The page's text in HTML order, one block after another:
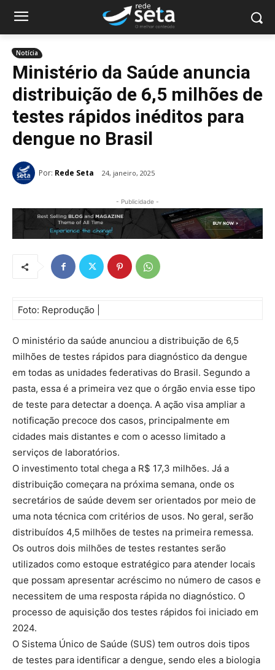
Notícia
Ministério da Saúde anuncia
distribuição de 6,5 milhões de
testes rápidos inéditos para
dengue no Brasil
Por: Rede Seta 24, janeiro, 2025
- Publicidade -
Foto: Reprodução |
O ministério da saúde anunciou a distribuição de 6,5
milhões de testes rápidos para diagnóstico da dengue
em todas as unidades federativas do Brasil. Segundo a
pasta, essa é a primeira vez que o órgão envia esse tipo
de teste para detectar a doença. A ação visa ampliar a
notificação precoce dos casos, principalmente em
cidades mais distantes e com o acesso limitado a
serviços de laboratórios.
O investimento total chega a R$ 17,3 milhões. Já a
distribuição começara na próxima semana, onde os
secretários de saúde devem ser orientados por meio de
uma nota técnica com critérios de usos. No geral, serão
distribuídos 4,5 milhões de testes na primeira remessa.
Os outros dois milhões de testes restantes serão
utilizados como estoque estratégico para atender locais
que possam apresentar acréscimo no número de casos e
necessitem de uma resposta rápida no diagnóstico. O
processo de aquisição dos testes rápidos foi iniciado em
2024.
O Sistema Único de Saúde (SUS) tem outros dois tipos
de testes para identificar a dengue, sendo eles a biologia